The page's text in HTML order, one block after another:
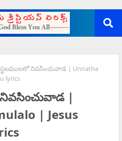
నివసించువాడ | Unnatha
lyrics
|
| Jesus